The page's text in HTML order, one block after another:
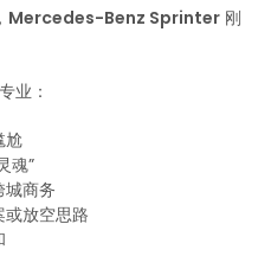
Mercedes-Benz Sprinter 刚
业：
尬
魂”
城商务
放空思路